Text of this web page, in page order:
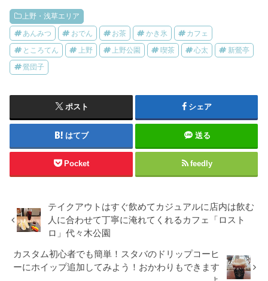
上野・浅草エリア
あんみつ おでん お茶 かき氷 カフェ
ところてん 上野 上野公園 喫茶 心太 新鶯亭
鶯団子
ポスト シェア
はてブ 送る
Pocket feedly
テイクアウトはすぐ飲めてカジュアルに店内は飲む
人に合わせて丁寧に淹れてくれるカフェ「ロスト
ロ」代々木公園
カスタム初心者でも簡単！スタバのドリップコーヒ
ーにホイップ追加してみよう！おかわりもできます